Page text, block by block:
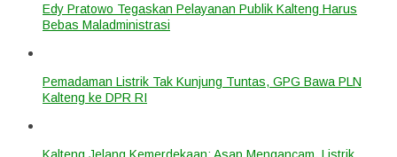
Edy Pratowo Tegaskan Pelayanan Publik Kalteng Harus
Bebas Maladministrasi
Pemadaman Listrik Tak Kunjung Tuntas, GPG Bawa PLN
Kalteng ke DPR RI
Kalteng Jelang Kemerdekaan: Asap Mengancam, Listrik